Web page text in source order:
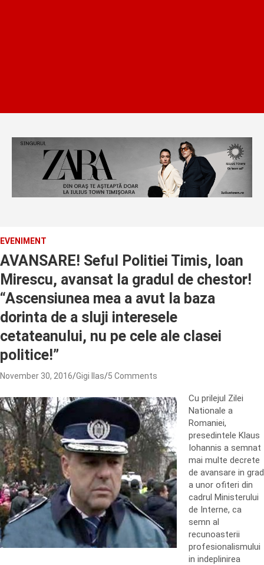
EVENIMENT
AVANSARE! Seful Politiei Timis, Ioan
Mirescu, avansat la gradul de chestor!
“Ascensiunea mea a avut la baza
dorinta de a sluji interesele
cetateanului, nu pe cele ale clasei
politice!”
November 30, 2016 Gigi Ilas 5 Comments
Cu prilejul Zilei
Nationale a
Romaniei,
presedintele Klaus
Iohannis a semnat
mai multe decrete
de avansare in grad
a unor ofiteri din
cadrul Ministerului
de Interne, ca
semn al
recunoasterii
profesionalismului
in indeplinirea